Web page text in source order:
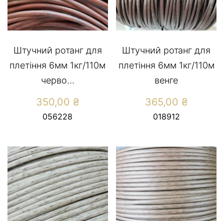
Штучний ротанг для
плетіння 6мм 1кг/110м
черво...
350,00 ₴
056228
Штучний ротанг для
плетіння 6мм 1кг/110м
венге
365,00 ₴
018912